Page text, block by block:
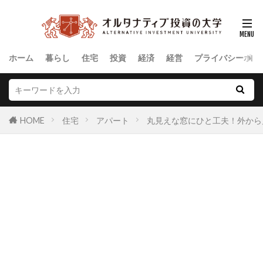
ホーム 暮らし 住宅 投資 経済 経営 プライバシーポリ
HOME 住宅 アパート 丸見えな窓にひと工夫！外か